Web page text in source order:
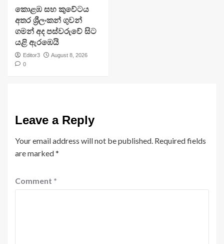
​කොළඹ සහ කුවේටය
අතර ශ්‍රීලංකන් ගුවන්
ගමන් අද පස්වරුවේ සිට
යළි ඇරඹෙයි
Editor3
August 8, 2026
0
Leave a Reply
Your email address will not be published. Required fields
are marked*
Comment *